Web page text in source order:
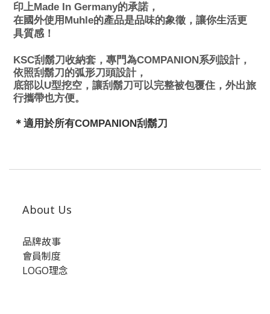
印上Made In Germany的承諾，
在國外使用Muhle的產品是品味的象徵，讓你生活更
具質感！
KSC刮鬍刀收納套，專門為COMPANION系列設計，
依照刮鬍刀的弧形刀頭設計，
底部以U型挖空 ，讓刮鬍刀可以完整被包覆住 ，外出旅
行攜帶也方便。
＊適用於所有COMPANION刮鬍刀
About Us
品牌故事
會員制度
LOGO理念